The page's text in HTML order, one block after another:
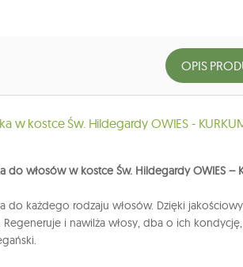
OPIS
w kostce Św. Hildegardy OWIES -
do włosów w kostce Św. Hildegardy OWIES –
do każdego rodzaju włosów. Dzięki
Regeneruje i nawilża włosy, dba o ich